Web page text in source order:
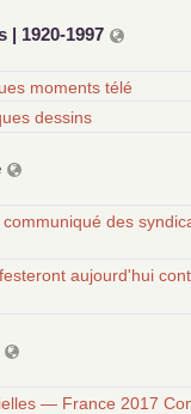
| 1920-1997
moments télé
dessins
des
aujourd'hui
— France 2017